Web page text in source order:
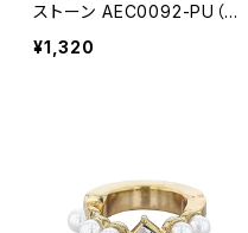
ストーン AEC0092-PU（パ
ープル）
¥1,320